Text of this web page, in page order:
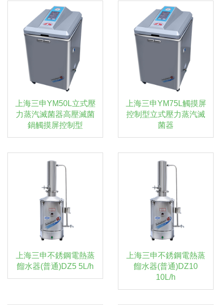
上海三申YM50L立式壓
力蒸汽滅菌器高壓滅菌
鍋觸摸屏控制型
上海三申YM75L觸摸屏
控制型立式壓力蒸汽滅
菌器
上海三申不銹鋼電熱蒸
餾水器(普通)DZ5 5L/h
上海三申不銹鋼電熱蒸
餾水器(普通)DZ10
10L/h